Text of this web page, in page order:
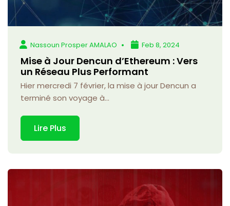
Nassoun Prosper AMALAO Feb 8, 2024
Mise à Jour Dencun d’Ethereum : Vers
un Réseau Plus Performant
Hier mercredi 7 février, la mise à jour Dencun a
terminé son voyage à...
Lire Plus